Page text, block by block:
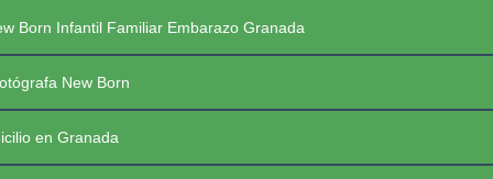
al
contenido
Born Infantil Familiar Embarazo Granada
New Born
en Granada
PREGUNTAS FRECUENTES SESIONES
PRIMERAS COMUNIONES 2026